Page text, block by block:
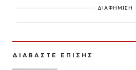
ΔΙΑΦΗΜΙΣΗ
ΔΙΑΒΑΣΤΕ ΕΠΙΣΗΣ